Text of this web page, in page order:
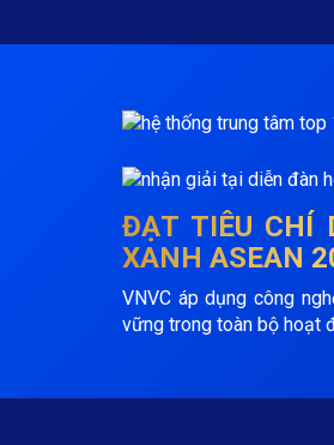
ĐẠT TIÊU CHÍ
XANH ASEAN
VNVC áp dụng công
vững trong toàn bộ hoạt